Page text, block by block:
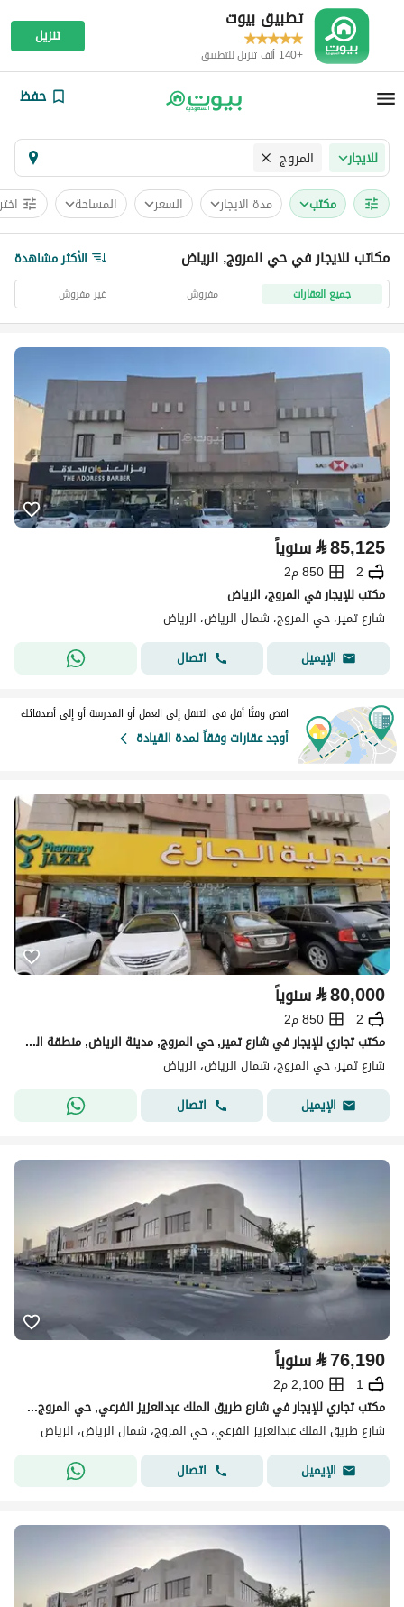
تطبيق بيوت
+140 ألف تنزيل للتطبيق
تنزيل
حفظ
للايجار المروج
مکتب مدة الايجار السعر المساحة
مكاتب للايجار في حي المروج, الرياض الأكثر مشاهدة
جميع العقارات مفروش غير مفروش
⃁85,125 سنوياً
2
850 م2
مكتب للإيجار في المروج، الرياض
شارع تمير، حي المروج، شمال الرياض، الرياض
الإيميل
اتصال
اقض وقتًا أقل في التنقل إلى العمل أو المدرسة أو إلى أصدقائك
أوجد عقارات وفقاً لمدة القيادة
⃁80,000 سنوياً
2
850 م2
مكتب تجاري للإيجار في شارع تمير, حي المروج, مدينة الرياض, منطقة الرياض
شارع تمير، حي المروج، شمال الرياض، الرياض
الإيميل
اتصال
⃁76,190 سنوياً
1
2,100 م2
مكتب تجاري للإيجار في شارع طريق الملك عبدالعزيز الفرعي, حي المروج, مدينة الرياض, منطقة الرياض
شارع طريق الملك عبدالعزيز الفرعي، حي المروج، شمال الرياض، الرياض
الإيميل
اتصال